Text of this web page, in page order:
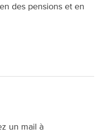
des pensions et en
un mail à